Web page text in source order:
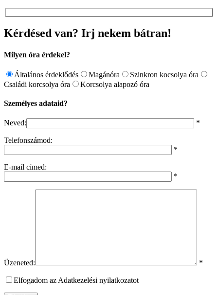
Kérdésed van? Irj nekem bátran!
Milyen óra érdekel?
Általános érdeklődés Magánóra
Szinkron kocsolya óra
Családi korcsolya óra
Korcsolya alapozó óra
Személyes adataid?
Neved: *
Telefonszámod:
*
E-mail címed:
*
Üzeneted: *
Elfogadom az Adatkezelési nyilatkozatot